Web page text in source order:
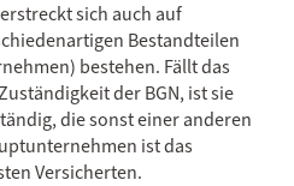
sich auch auf
Bestandteilen
bestehen. Fällt das
der BGN, ist sie
die sonst einer anderen
ist das
Versicherten.